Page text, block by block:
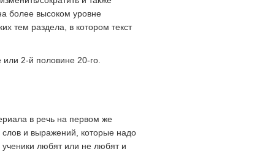
более высоком уровне
тем раздела, в котором текст
2-й половине 20-го.
в речь на первом же
слов и выражений, которые надо
ученики любят или не любят и